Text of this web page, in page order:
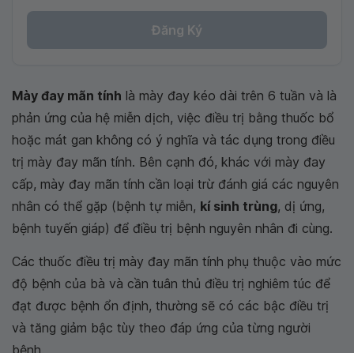
Đăng Ký
Mày đay mãn tính là mày đay kéo dài trên 6 tuần và là
phản ứng của hệ miễn dịch, việc điều trị bằng thuốc bổ
hoặc mát gan không có ý nghĩa và tác dụng trong điều
trị mày đay mãn tính. Bên cạnh đó, khác với mày đay
cấp, mày đay mãn tính cần loại trừ đánh giá các nguyên
nhân có thể gặp (bệnh tự miễn, kí sinh trùng, dị ứng,
bệnh tuyến giáp) để điều trị bệnh nguyên nhân đi cùng.
Các thuốc điều trị mày đay mãn tính phụ thuộc vào mức
độ bệnh của bà và cần tuân thủ điều trị nghiêm túc để
đạt được bệnh ổn định, thường sẽ có các bậc điều trị
và tăng giảm bậc tùy theo đáp ứng của từng người
bệnh.